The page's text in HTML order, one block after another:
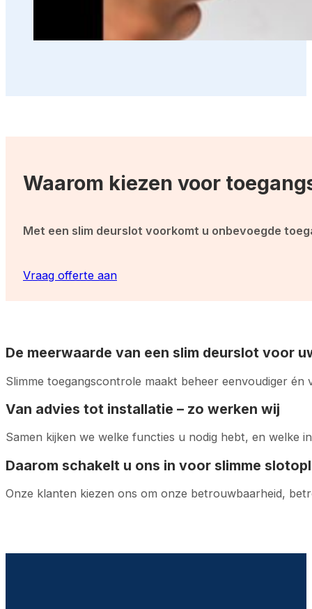
Waarom kiezen voor
Met een slim deurslot voorkomt u onbevoegde
Vraag offerte aan
De meerwaarde van een slim deurslot voor
Slimme toegangscontrole maakt beheer eenvoudiger én
Van advies tot installatie – zo werken wij
Samen kijken we welke functies u nodig hebt, en welke
Daarom schakelt u ons in voor slimme
Onze klanten kiezen ons om onze betrouwbaarheid,